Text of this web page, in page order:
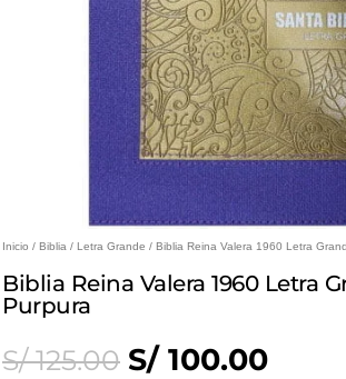
Inicio / Biblia / Letra Grande / Biblia Reina Valera 1960 Letra
Biblia Reina Valera 1960 Letra
Purpura
S/125.00 Original
S/100.00